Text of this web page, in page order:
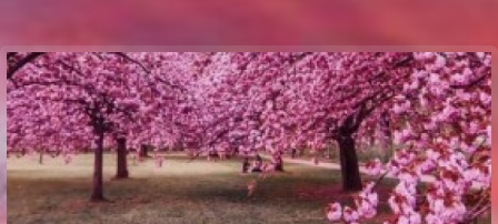
Communication Point
Cristal Temple
Meeting Point
The Yacht Club